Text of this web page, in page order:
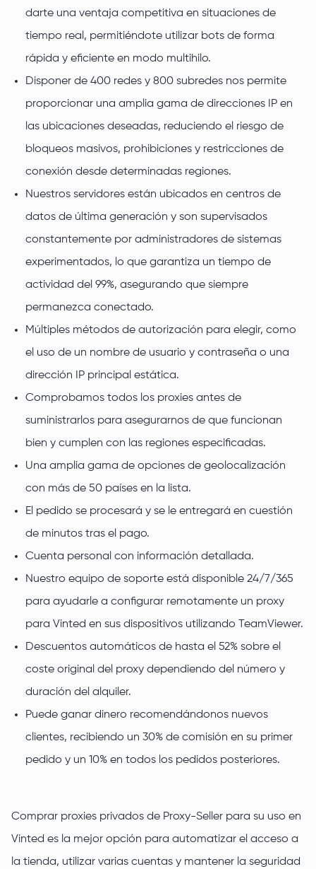
darte una ventaja competitiva en situaciones de
tiempo real, permitiéndote utilizar bots de forma
rápida y eficiente en modo multihilo.
Disponer de 400 redes y 800 subredes nos permite
proporcionar una amplia gama de direcciones IP en
las ubicaciones deseadas, reduciendo el riesgo de
bloqueos masivos, prohibiciones y restricciones de
conexión desde determinadas regiones.
Nuestros servidores están ubicados en centros de
datos de última generación y son supervisados
constantemente por administradores de sistemas
experimentados, lo que garantiza un tiempo de
actividad del 99%, asegurando que siempre
permanezca conectado.
Múltiples métodos de autorización para elegir, como
el uso de un nombre de usuario y contraseña o una
dirección IP principal estática.
Comprobamos todos los proxies antes de
suministrarlos para asegurarnos de que funcionan
bien y cumplen con las regiones especificadas.
Una amplia gama de opciones de geolocalización
con más de 50 países en la lista.
El pedido se procesará y se le entregará en cuestión
de minutos tras el pago.
Cuenta personal con información detallada.
Nuestro equipo de soporte está disponible 24/7/365
para ayudarle a configurar remotamente un proxy
para Vinted en sus dispositivos utilizando TeamViewer.
Descuentos automáticos de hasta el 52% sobre el
coste original del proxy dependiendo del número y
duración del alquiler.
Puede ganar dinero recomendándonos nuevos
clientes, recibiendo un 30% de comisión en su primer
pedido y un 10% en todos los pedidos posteriores.
Comprar proxies privados de Proxy-Seller para su uso en
Vinted es la mejor opción para automatizar el acceso a
la tienda, utilizar varias cuentas y mantener la seguridad